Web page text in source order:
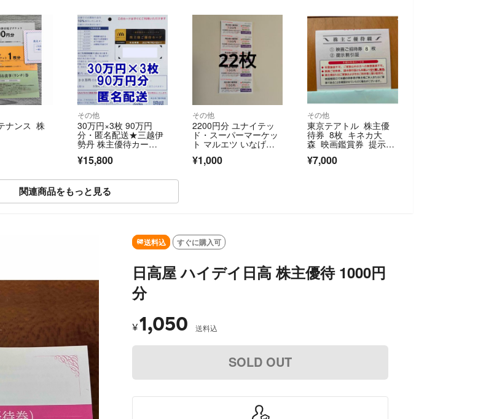
ナンス 株
その他
30万円×3枚 90万円
分・匿名配送★三越伊
勢丹 株主優待カー
ド お買い物 10％割引
き イセタン エムアイ
¥15,800
その他
2200円分 ユナイテッ
ド・スーパーマーケッ
ト マルエツ いなげ
や かすみ 株主優待券
¥1,000
その他
東京テアトル 株主優
待券 8枚 キネカ大
森 映画鑑賞券 提示割
引券
¥7,000
関連商品をもっと見る
送料込 すぐに購入可
日高屋 ハイデイ日高 株主優待 1000円
分
¥1,050 送料込
SOLD OUT